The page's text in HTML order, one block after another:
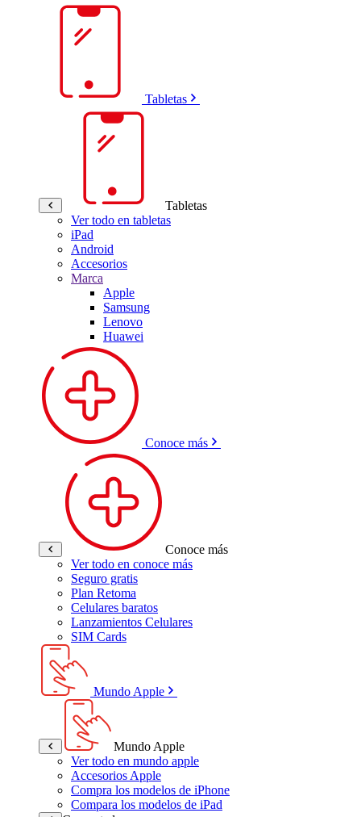
Tabletas
Tabletas
Ver todo en tabletas
iPad
Android
Accesorios
Marca
Apple
Samsung
Lenovo
Huawei
Conoce más
Conoce más
Ver todo en conoce más
Seguro gratis
Plan Retoma
Celulares baratos
Lanzamientos Celulares
SIM Cards
Mundo Apple
Mundo Apple
Ver todo en mundo apple
Accesorios Apple
Compra los modelos de iPhone
Compara los modelos de iPad